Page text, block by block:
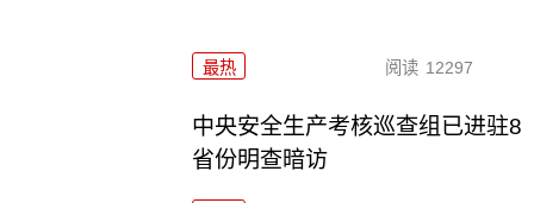
最热 阅读 12297
中央安全生产考核巡查组已进驻8
省份明查暗访